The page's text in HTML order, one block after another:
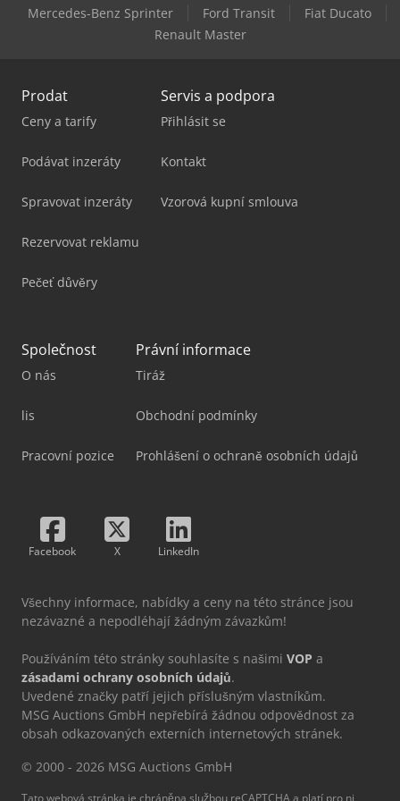
Manitou Mla-T 516-75 H
Mercedes-Benz Sprinter
Ford Transit
Fiat Ducato
Renault Master
Prodat
Ceny a tarify
Podávat inzeráty
Spravovat inzeráty
Rezervovat reklamu
Pečeť důvěry
Servis a podpora
Přihlásit se
Kontakt
Vzorová kupní smlouva
Společnost
O nás
lis
Pracovní pozice
Právní informace
Tiráž
Obchodní podmínky
Prohlášení o ochraně osobních údajů
Facebook X LinkedIn
Všechny informace, nabídky a ceny na této stránce jsou
nezávazné a nepodléhají žádným závazkům!
Používáním této stránky souhlasíte s našimi VOP a
zásadami ochrany osobních údajů.
Uvedené značky patří jejich příslušným vlastníkům.
MSG Auctions GmbH nepřebírá žádnou odpovědnost za
obsah odkazovaných externích internetových stránek.
© 2000 - 2026 MSG Auctions GmbH
Tato webová stránka je chráněna službou reCAPTCHA a platí pro ni